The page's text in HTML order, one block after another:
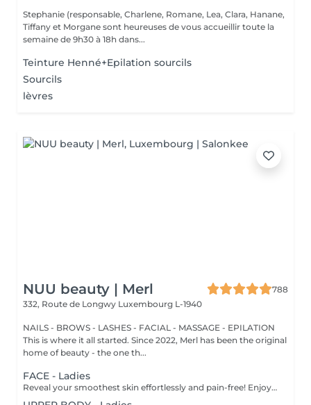
Stephanie (responsable, Charlene, Romane, Lea, Clara, Hanane,
Tiffany et Morgane sont heureuses de vous accueillir toute la
semaine de 9h30 à 18h dans...
Teinture Henné+Epilation sourcils
Sourcils
lèvres
NUU beauty | Merl
788
332, Route de Longwy Luxembourg L-1940
NAILS - BROWS - LASHES - FACIAL - MASSAGE - EPILATION
This is where it all started. Since 2022, Merl has been the original
home of beauty - the one th...
FACE - Ladies
Reveal your smoothest skin effortlessly and pain-free! Enjoy visible results with the advanced LaserSkin technology from Eden Skin. It is a next-generation permanent hair removal system designed for fast, effective, and comfortable treatments. Equipped with 4 powerful wavelengths Alexandrite, Diode, Infrared, and Nd Yag it targets different depths of the hair follicle simultaneously. This multi-wavelength technology ensures optimal precision and performance on all hair types and skin tones (except grey hair). Suitable for both women and men, it delivers long-lasting smoothness with minimal discomfort. It offers: 4 combined wavelengths (Alexandrite, Diode, IR, Nd) for comprehensive coverage and effectiveness across all hair and skin types, except grey hair. Quick treatments: sessions take as little as 10 to 30 minutes, even for large areas such as the legs, torso, or back. Virtually painless experience, thanks to advanced cooling technology and a gentle gliding method. Safe and proven performance, trusted for precision, comfort, and lasting results. What to expect: visible improvement can be noticed after your first session, with optimal results achieved after 68 treatments. Age recommendations: suitable for individuals aged 16-18 and above. Before treatment care: - Avoid sun exposure or tanning on the treatment area for at least 2 weeks prior. - Do not wax, pluck, thread, or use depilatory creams for 4 weeks before treatmentshaving only. - Shave the area 48 hours before your appointment (not immediately before) to have 1-2mm of hair on the day of the session. - Avoid chemical peels, retinoids, glycolic acid, or exfoliants for at least 1 week prior. - Limit alcohol and caffeine intake on the day of your session. After treatment care: - For the first 48 hours, avoid hot showers, saunas, steam rooms, or intense workouts. Apply aloe vera gel or a cool compress if redness or warmth occurs. - Mild sensitivity is normalallow it to resolve naturally. - Always apply SPF 30+ sunscreen on treated areas. - Avoid direct sun exposure, tanning beds or self-tanners until the skin has fully recovered, approx 2 weeks. - Between sessions, do not wax, pluck, or threadonly shave if necessary. - Expect some hairs to shed naturally over 1-3 weeks post-treatment. - Gentle exfoliation after 5-7 days can help release shedding hairs. Treatment frequency: sessions are recommended every 4-8 weeks, depending on the treated area and hair growth cycle, with 6-8 treatments typically needed for best results.